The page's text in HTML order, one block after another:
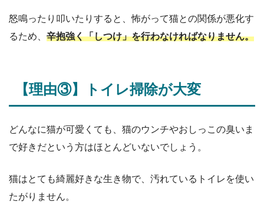
怒鳴ったり叩いたりすると、怖がって猫との関係が悪化す
るため、 辛抱強く「しつけ」を行わなければなりません。
【理由③】トイレ掃除が大変
どんなに猫が可愛くても、猫のウンチやおしっこの臭いま
で好きだという方はほとんどいないでしょう。
猫はとても綺麗好きな生き物で、汚れているトイレを使い
たがりません。